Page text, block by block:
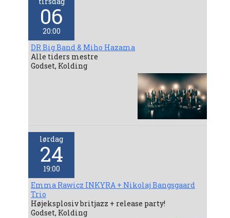
06
20:00
DR Big Band & Miho Hazama
Alle tiders mestre
Godset, Kolding
lørdag
24
19:00
Emma Rawicz INKYRA + Nikolaj Bangsgaard
Trio
Højeksplosiv britjazz + release party!
Godset, Kolding